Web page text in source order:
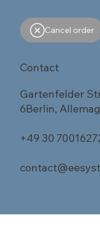
Cancel order
Contact
Gartenfelder
6Berlin,
+49 30